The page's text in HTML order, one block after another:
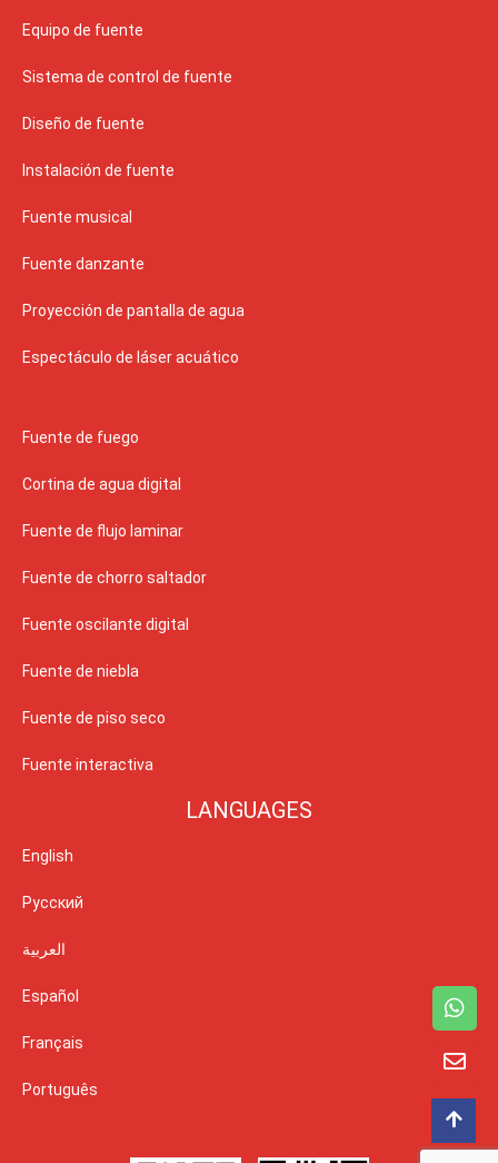
Equipo de fuente
Sistema de control de fuente
Diseño de fuente
Instalación de fuente
Fuente musical
Fuente danzante
Proyección de pantalla de agua
Espectáculo de láser acuático
Fuente de fuego
Cortina de agua digital
Fuente de flujo laminar
Fuente de chorro saltador
Fuente oscilante digital
Fuente de niebla
Fuente de piso seco
Fuente interactiva
LANGUAGES
English
Русский
العربية
Español
Français
Português